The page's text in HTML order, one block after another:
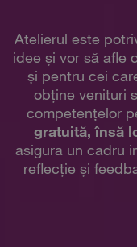
Atelierul este
idee și vor să afle
și pentru cei
obține venituri
competențelor
gratuită, însă
asigura un cadru
reflecție și